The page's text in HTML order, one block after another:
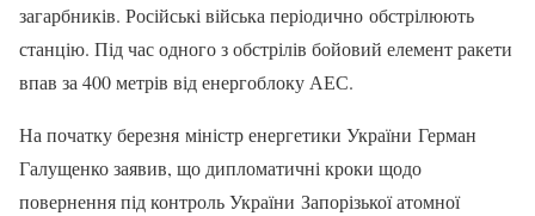
загарбників. Російські війська періодично обстрілюють
станцію. Під час одного з обстрілів бойовий елемент ракети
впав за 400 метрів від енергоблоку АЕС.
На початку березня міністр енергетики України Герман
Галущенко заявив, що дипломатичні кроки щодо
повернення під контроль України Запорізької атомної